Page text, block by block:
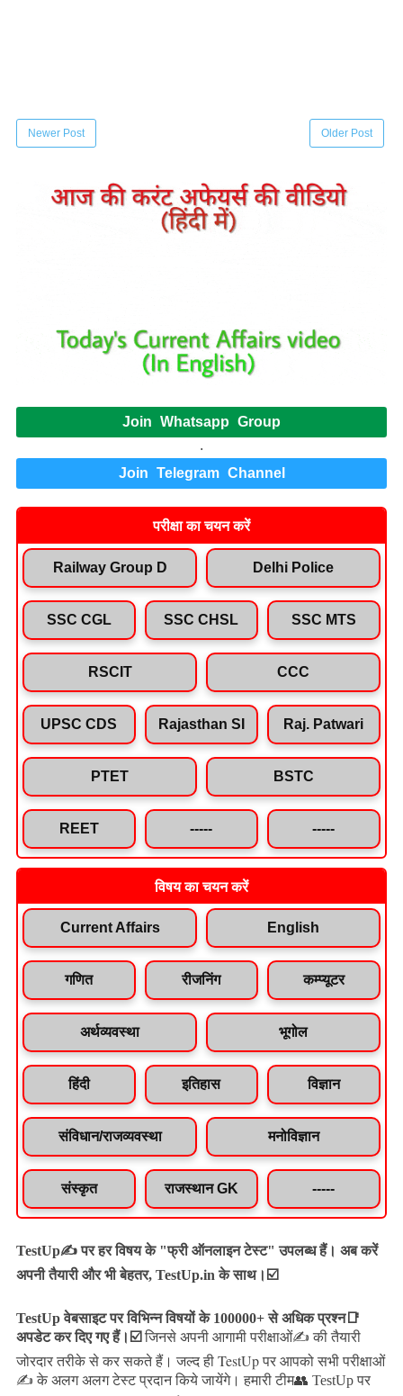
Newer Post Older Post
Join Whatsapp Group
.
Join Telegram Channel
परीक्षा का चयन करें
Railway Group D Delhi Police
SSC CGL SSC CHSL SSC MTS
RSCIT CCC
UPSC CDS Rajasthan SI Raj. Patwari
PTET BSTC
REET ----- -----
विषय का चयन करें
Current Affairs English
गणित रीजनिंग कम्प्यूटर
अर्थव्यवस्था भूगोल
हिंदी इतिहास विज्ञान
संविधान/राजव्यवस्था मनोविज्ञान
संस्कृत राजस्थान GK -----
TestUp✍️ पर हर विषय के "फ्री ऑनलाइन टेस्ट" उपलब्ध हैं। अब करें
अपनी तैयारी और भी बेहतर, TestUp.in के साथ।☑️
TestUp वेबसाइट पर विभिन्न विषयों के 100000+ से अधिक प्रश्न📑
अपडेट कर दिए गए हैं। ☑️ जिनसे अपनी आगामी परीक्षाओं✍️ की तैयारी
जोरदार तरीके से कर सकते हैं।जल्द ही TestUp पर आपको सभी परीक्षाओं
✍️ के अलग अलग टेस्ट प्रदान किये जायेंगे। हमारी टीम👥 TestUp पर